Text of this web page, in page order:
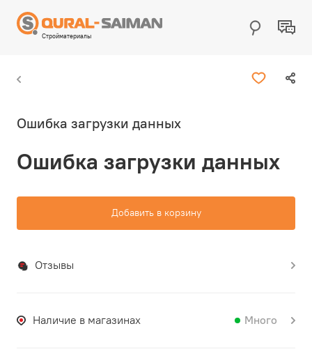
Стройматериалы
Ошибка загрузки данных
Ошибка загрузки данных
Добавить в корзину
Отзывы
Наличие в магазинах Много